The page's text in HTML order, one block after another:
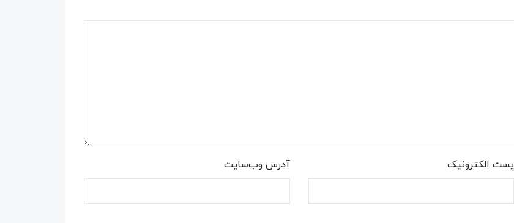
پست الکترونیک آدرس وب‌سایت